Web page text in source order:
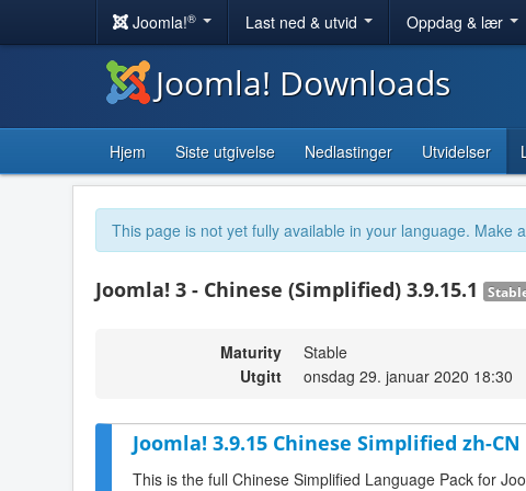
Joomla!® Last ned & utvid Oppdag & lær
Joomla! Downloads
Hjem Siste utgivelse Nedlastinger Utvidelser
This page is not yet fully available in your language. Make
Joomla! 3 - Chinese (Simplified) 3.9.15.1
Maturity
Stable
Utgitt
onsdag 29. januar 2020 18:30
Joomla! 3.9.15 Chinese Simplified zh-
This is the full Chinese Simplified Language Pack for